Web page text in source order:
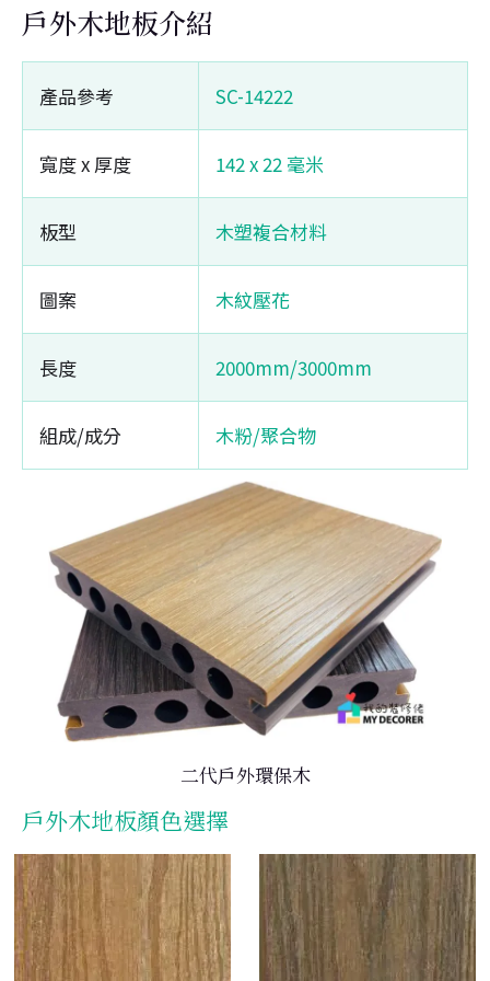
戶外木地板介紹
產品參考 SC-14222
寬度 x 厚度 142 x 22 毫米
板型 木塑複合材料
圖案 木紋壓花
長度 2000mm/3000mm
組成/成分 木粉/聚合物
二代戶外環保木
戶外木地板顏色選擇